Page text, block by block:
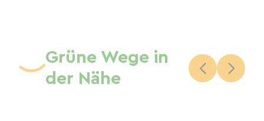
Grüne Wege in
der Nähe